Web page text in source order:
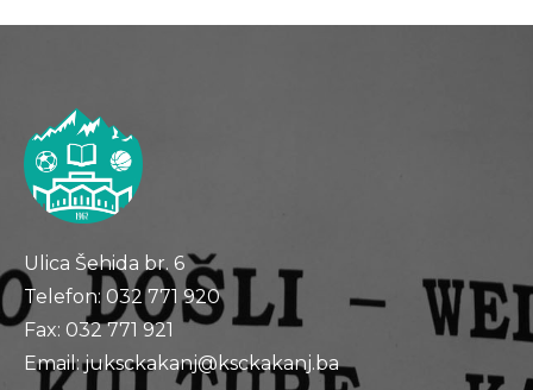
Ulica Šehida br. 6
Telefon: 032 771 920
Fax: 032 771 921
Email: juksckakanj@ksckakanj.ba